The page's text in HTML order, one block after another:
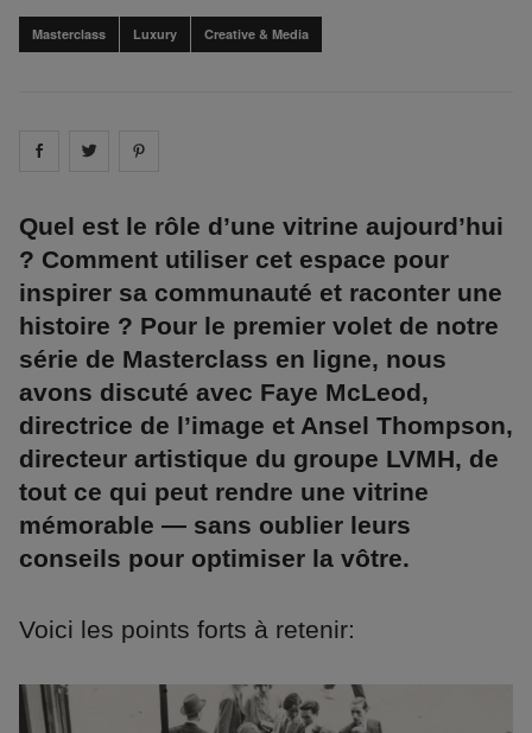
Masterclass Luxury Creative & Media
Share on facebook
Share on
Quel est le rôle d’une vitrine aujourd’hui
? Comment utiliser cet espace pour
inspirer sa communauté et raconter une
histoire ? Pour le premier volet de notre
série de Masterclass en ligne, nous
avons discuté avec Faye McLeod,
directrice de l’image et Ansel Thompson,
directeur artistique du groupe LVMH, de
tout ce qui peut rendre une vitrine
mémorable — sans oublier leurs
conseils pour optimiser la vôtre.
Voici les points forts à retenir: